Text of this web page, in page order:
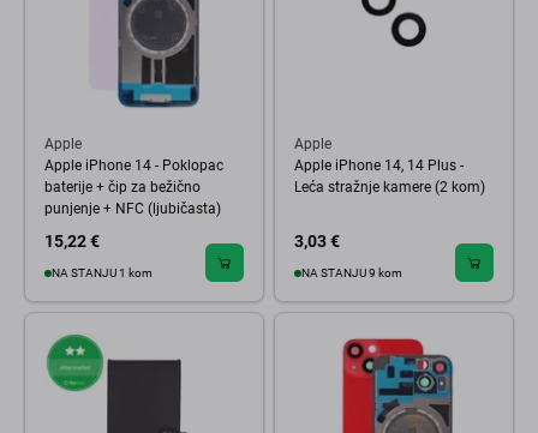
Apple
Apple iPhone 14 - Poklopac
baterije + čip za bežično
punjenje + NFC (ljubičasta)
15,22 €
NA STANJU 1 kom
Apple
Apple iPhone 14, 14 Plus -
Leća stražnje kamere (2 kom)
3,03 €
NA STANJU 9 kom